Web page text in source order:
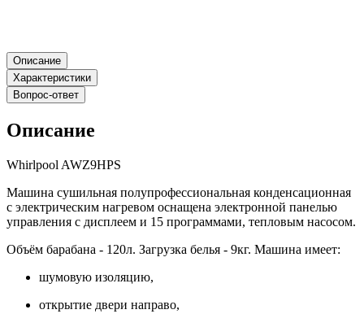
Описание
Характеристики
Вопрос-ответ
Описание
Whirlpool AWZ9HPS
Машина сушильная полупрофессиональная конденсационная
с электрическим нагревом оснащена электронной панелью
управления с дисплеем и 15 программами, тепловым насосом.
Объём барабана - 120л. Загрузка белья - 9кг. Машина имеет:
шумовую изоляцию,
открытие двери направо,